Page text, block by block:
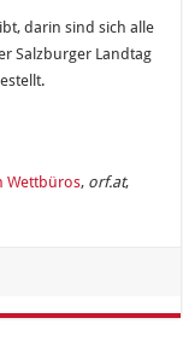
darin sind sich alle
Salzburger Landtag
Wettbüros, orf.at,